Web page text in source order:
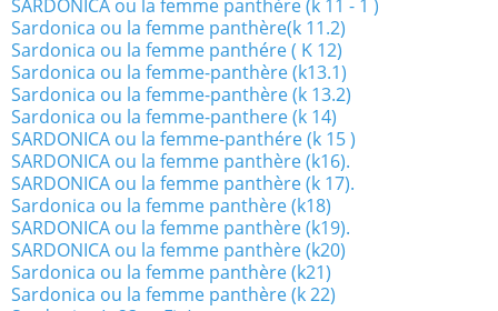
SARDONICA ou la femme panthère (k 11 - 1 )
Sardonica ou la femme panthère(k 11.2)
Sardonica ou la femme panthére ( K 12)
Sardonica ou la femme-panthère (k13.1)
Sardonica ou la femme-panthère (k 13.2)
Sardonica ou la femme-panthere (k 14)
SARDONICA ou la femme-panthére (k 15 )
SARDONICA ou la femme panthère (k16).
SARDONICA ou la femme panthère (k 17).
Sardonica ou la femme panthère (k18)
SARDONICA ou la femme panthère (k19).
SARDONICA ou la femme panthère (k20)
Sardonica ou la femme panthère (k21)
Sardonica ou la femme panthère (k 22)